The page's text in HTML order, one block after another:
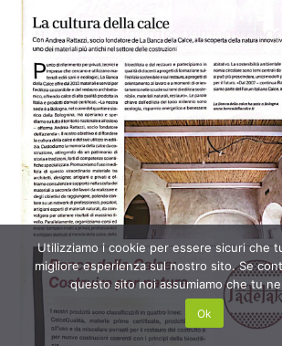
Utilizziamo i cookie per essere sicuri che
migliore esperienza sul nostro sito. Se
questo sito noi assumiamo che tu
Ok